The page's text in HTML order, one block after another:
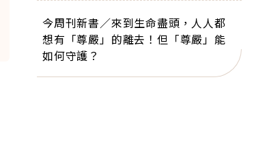
今周刊新書／來到生命盡頭，人人都
想有「尊嚴」的離去！但「尊嚴」能
如何守護？